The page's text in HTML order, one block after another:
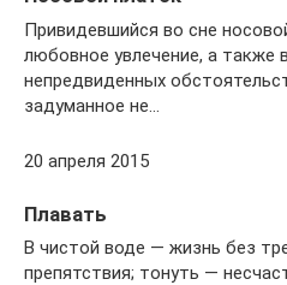
Привидевшийся во сне
любовное увлечение, а также
непредвиденных
задуманное не…
20 апреля 2015
Плавать
В чистой воде — жизнь без
препятствия; тонуть —